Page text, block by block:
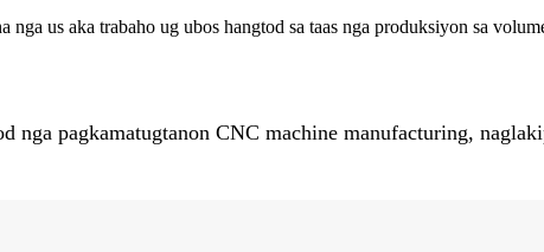
us aka trabaho ug ubos hangtod sa taas nga produksiyon sa
nga pagkamatugtanon CNC machine manufacturing,